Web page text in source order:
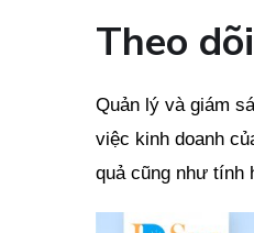
Theo
Quản lý và giám
việc kinh doanh
quả cũng như tính